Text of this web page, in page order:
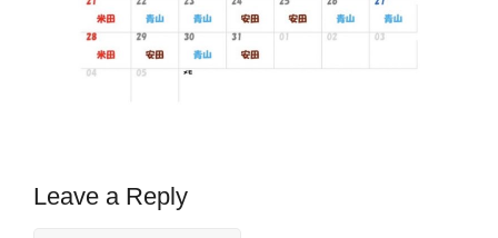
Leave a Reply